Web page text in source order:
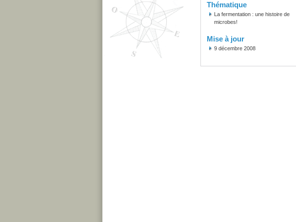
Thématique
La fermentation : une histoire de
microbes!
Mise à jour
9 décembre 2008